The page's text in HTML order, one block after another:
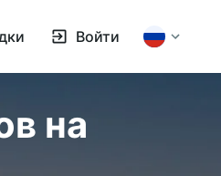
Войти
на